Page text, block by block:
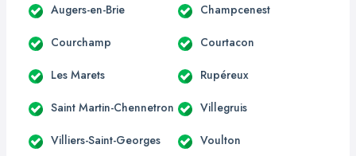
Augers-en-Brie Champcenest
Courchamp Courtacon
Les Marets Rupéreux
Saint Martin-Chennetron Villegruis
Villiers-Saint-Georges Voulton